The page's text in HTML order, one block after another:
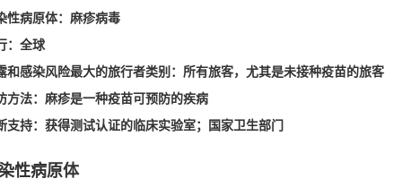
性病原体：麻疹病毒
：全球
和感染风险最大的旅行者类别：所有旅客，尤其是未接种疫苗的旅客
方法：麻疹是一种疫苗可预防的疾病
支持：获得测试认证的临床实验室；国家卫生部门
性病原体